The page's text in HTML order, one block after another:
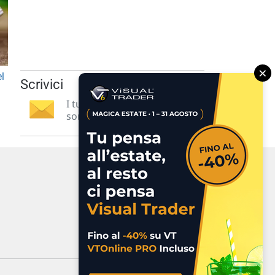
Scrivici
I tuoi suggerimenti per noi
sono preziosi e molto utili! »
×